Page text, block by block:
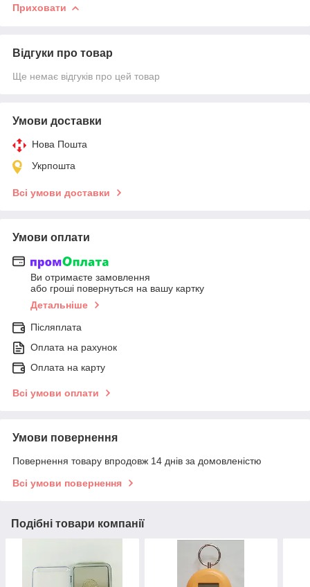
Приховати
Відгуки про товар
Ще немає відгуків про цей товар
Умови доставки
Нова Пошта
Укрпошта
Всі умови доставки
Умови оплати
Ви отримаєте замовлення
або гроші повернуться на вашу картку
Детальніше
Післяплата
Оплата на рахунок
Оплата на карту
Всі умови оплати
Умови повернення
Повернення товару впродовж 14 днів за домовленістю
Всі умови повернення
Подібні товари компанії